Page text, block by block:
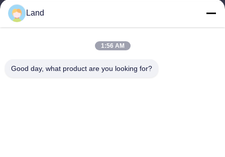
land@szhw-tech.com
Dirección
Land
1:56 AM
Good day, what product are you looking for?